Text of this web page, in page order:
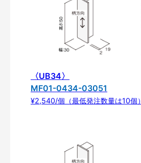
〈UB34〉
MF01-0434-03051
¥2,540/個（最低発注数量は10個）